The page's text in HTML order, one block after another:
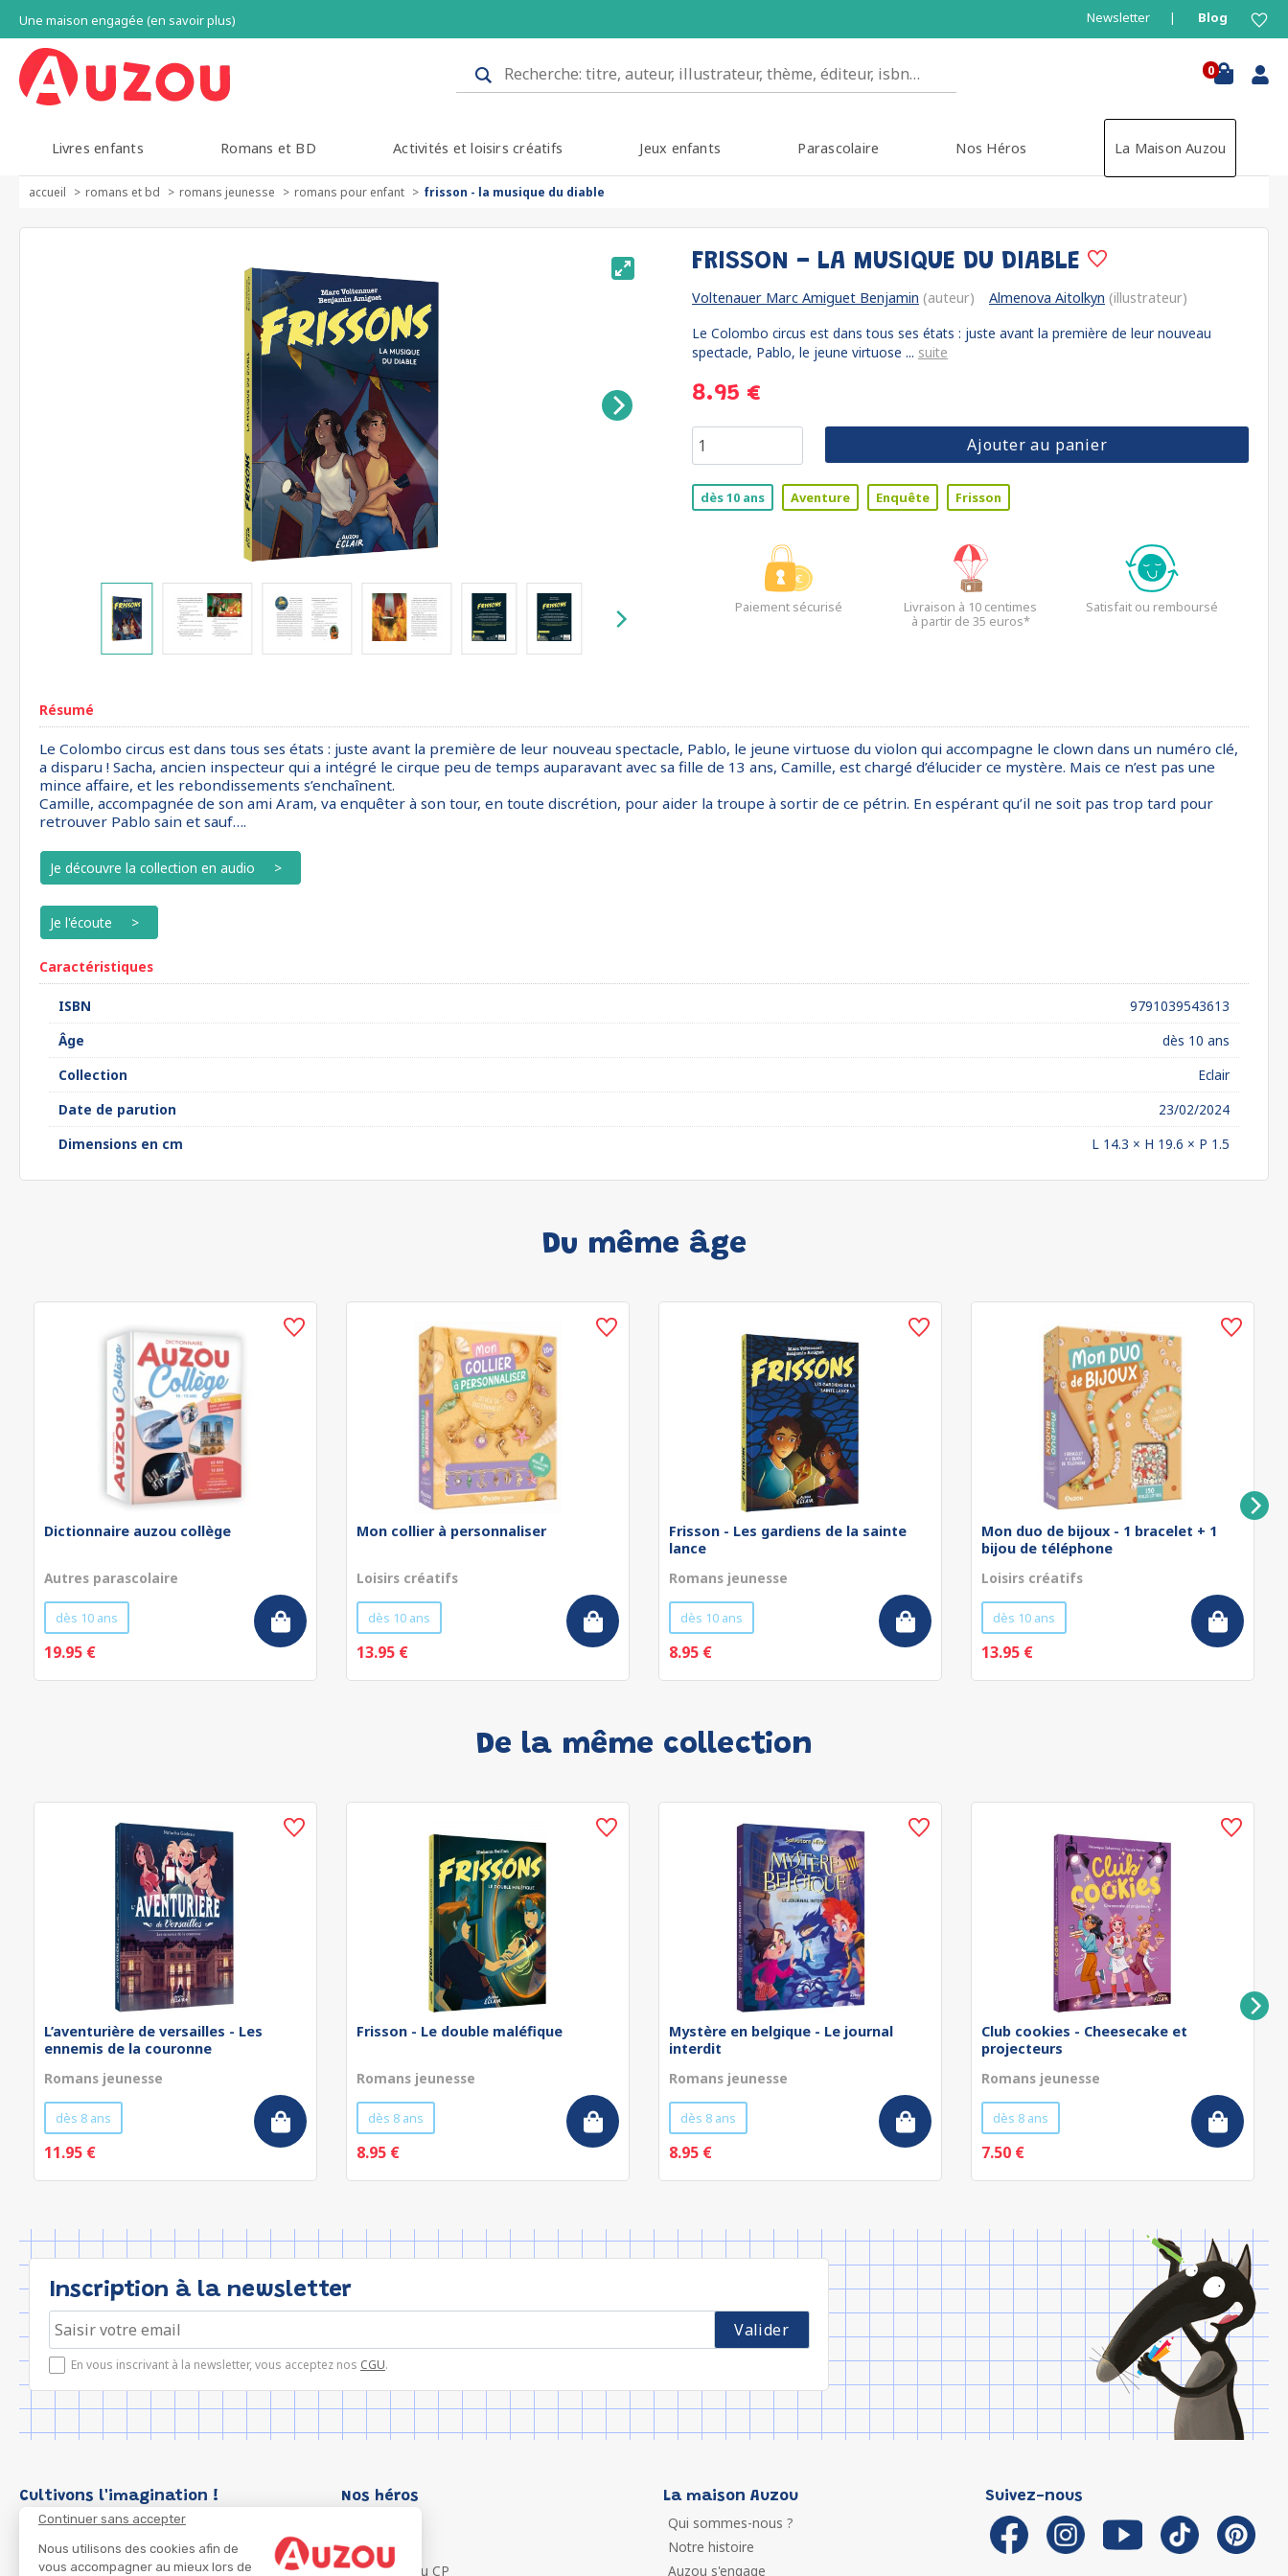
Continuer sans accepter
Nous utilisons des cookies afin de
vous accompagner au mieux lors de
Une maison engagée (en savoir plus) Newsletter Blog
0
Livres enfants Romans et BD Activités et loisirs créatifs Jeux enfants Parascolaire Nos Héros La Maison Auzou
accueil romans et bd romans jeunesse romans pour enfant frisson - la musique du diable
FRISSON - LA MUSIQUE DU DIABLE
Voltenauer Marc Amiguet Benjamin (auteur) Almenova Aitolkyn (illustrateur)
Le Colombo circus est dans tous ses états : juste avant la première de leur nouveau
spectacle, Pablo, le jeune virtuose ... suite
8.95 €
Ajouter au panier
dès 10 ans Aventure Enquête Frisson
Paiement sécurisé
Livraison à 10 centimes
à partir de 35 euros*
Satisfait ou remboursé
Résumé
Le Colombo circus est dans tous ses états : juste avant la première de leur nouveau spectacle, Pablo, le jeune virtuose du violon qui accompagne le clown dans un numéro clé,
a disparu ! Sacha, ancien inspecteur qui a intégré le cirque peu de temps auparavant avec sa fille de 13 ans, Camille, est chargé d’élucider ce mystère. Mais ce n’est pas une
mince affaire, et les rebondissements s’enchaînent.
Camille, accompagnée de son ami Aram, va enquêter à son tour, en toute discrétion, pour aider la troupe à sortir de ce pétrin. En espérant qu’il ne soit pas trop tard pour
retrouver Pablo sain et sauf….
Je découvre la collection en audio
Je l'écoute
Caractéristiques
ISBN
9791039543613
Âge
dès 10 ans
Collection
Eclair
Date de parution
23/02/2024
Dimensions en cm
L 14.3 × H 19.6 × P 1.5
Du même âge
Dictionnaire auzou collège
Autres parascolaire
dès 10 ans
19.95 €
Mon collier à personnaliser
Loisirs créatifs
dès 10 ans
13.95 €
Frisson - Les gardiens de la sainte
lance
Romans jeunesse
dès 10 ans
8.95 €
Mon duo de bijoux - 1 bracelet + 1
bijou de téléphone
Loisirs créatifs
dès 10 ans
13.95 €
De la même collection
L’aventurière de versailles - Les
ennemis de la couronne
Romans jeunesse
dès 8 ans
11.95 €
Frisson - Le double maléfique
Romans jeunesse
dès 8 ans
8.95 €
Mystère en belgique - Le journal
interdit
Romans jeunesse
dès 8 ans
8.95 €
Club cookies - Cheesecake et
projecteurs
Romans jeunesse
dès 8 ans
7.50 €
Inscription à la newsletter
En vous inscrivant à la newsletter, vous acceptez nos CGU.
Cultivons l'imagination ! Nos héros
P'tit Loup
Les Héros du CP
La maison Auzou
Qui sommes-nous ?
Notre histoire
Auzou s'engage
Suivez-nous